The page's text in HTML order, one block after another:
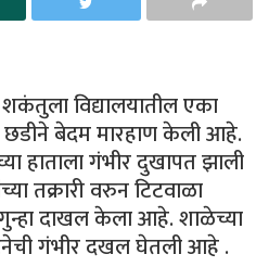
विद्यालयातील एका
छडीने बेदम मारहाण केली आहे.
हाताला गंभीर दुखापत झाली
तक्रारी वरुन टिटवाळा
दाखल केला आहे. शाळेच्या
गंभीर दखल घेतली आहे .